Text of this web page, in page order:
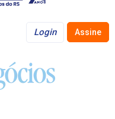
Login Assine